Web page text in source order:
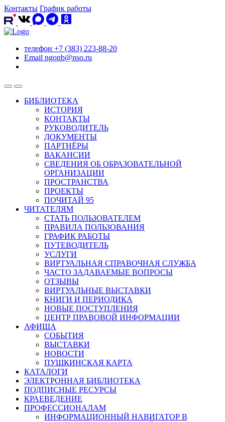
Контакты График работы
телефон +7 (383) 223-88-20
Email ngonb@nso.ru
БИБЛИОТЕКА
ИСТОРИЯ
КОНТАКТЫ
РУКОВОДИТЕЛЬ
ДОКУМЕНТЫ
ПАРТНЁРЫ
ВАКАНСИИ
СВЕДЕНИЯ ОБ ОБРАЗОВАТЕЛЬНОЙ
ОРГАНИЗАЦИИ
ПРОСТРАНСТВА
ПРОЕКТЫ
ПОЧИТАЙ 95
ЧИТАТЕЛЯМ
СТАТЬ ПОЛЬЗОВАТЕЛЕМ
ПРАВИЛА ПОЛЬЗОВАНИЯ
ГРАФИК РАБОТЫ
ПУТЕВОДИТЕЛЬ
УСЛУГИ
ВИРТУАЛЬНАЯ СПРАВОЧНАЯ СЛУЖБА
ЧАСТО ЗАДАВАЕМЫЕ ВОПРОСЫ
ОТЗЫВЫ
ВИРТУАЛЬНЫЕ ВЫСТАВКИ
КНИГИ И ПЕРИОДИКА
НОВЫЕ ПОСТУПЛЕНИЯ
ЦЕНТР ПРАВОВОЙ ИНФОРМАЦИИ
АФИША
СОБЫТИЯ
ВЫСТАВКИ
НОВОСТИ
ПУШКИНСКАЯ КАРТА
КАТАЛОГИ
ЭЛЕКТРОННАЯ БИБЛИОТЕКА
ПОДПИСНЫЕ РЕСУРСЫ
КРАЕВЕДЕНИЕ
ПРОФЕССИОНАЛАМ
ИНФОРМАЦИОННЫЙ НАВИГАТОР В